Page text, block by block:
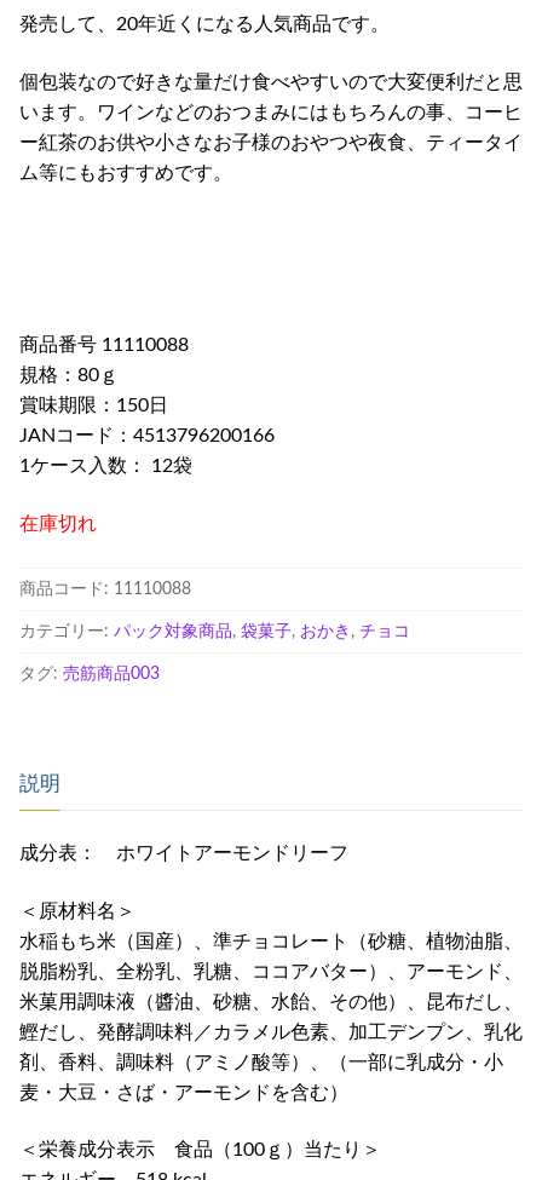
発売して、20年近くになる人気商品です。
個包装なので好きな量だけ食べやすいので大変便利だと思
います。ワインなどのおつまみにはもちろんの事、コーヒ
ー紅茶のお供や小さなお子様のおやつや夜食、ティータイ
ム等にもおすすめです。
商品番号 11110088
規格：80ｇ
賞味期限：150日
JANコード：4513796200166
1ケース入数： 12袋
在庫切れ
商品コード: 11110088
カテゴリー: パック対象商品, 袋菓子, おかき , チョコ
タグ: 売筋商品003
説明
成分表： ホワイトアーモンドリーフ
＜原材料名＞
水稲もち米（国産）、準チョコレート（砂糖、植物油脂、
脱脂粉乳、全粉乳、乳糖、ココアバター）、アーモンド、
米菓用調味液（醬油、砂糖、水飴、その他）、昆布だし、
鰹だし、発酵調味料／カラメル色素、加工デンプン、乳化
剤、香料、調味料（アミノ酸等）、（一部に乳成分・小
麦・大豆・さば・アーモンドを含む）
＜栄養成分表示 食品（100ｇ）当たり＞